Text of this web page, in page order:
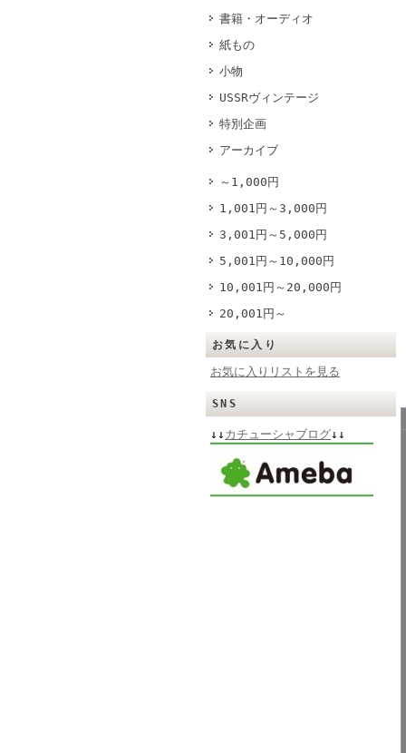
書籍・オーディオ
紙もの
小物
USSRヴィンテージ
特別企画
アーカイブ
～1,000円
1,001円～3,000円
3,001円～5,000円
5,001円～10,000円
10,001円～20,000円
20,001円～
お気に入り
お気に入りリストを見る
SNS
↓↓ カチューシャブログ↓↓